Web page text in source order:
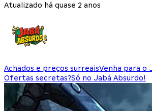
Atualizado há quase 2 anos
Achados e preços surreaisVenha para o
Ofertas secretas?Só no Jabá Absurdo!